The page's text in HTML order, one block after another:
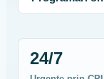
24/7